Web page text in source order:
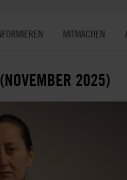
MITMACHEN
2025)